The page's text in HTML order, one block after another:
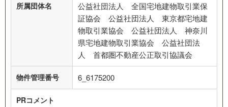
所属団体名
公益社団法人 全国宅地建物取引業保
証協会 公益社団法人 東京都宅地建
物取引業協会 公益社団法人 神奈川
県宅地建物取引業協会 公益社団法
人 首都圏不動産公正取引協議会
物件管理番号 6_6175200
PRコメント